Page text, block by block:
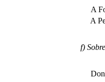
A
A Per
f)